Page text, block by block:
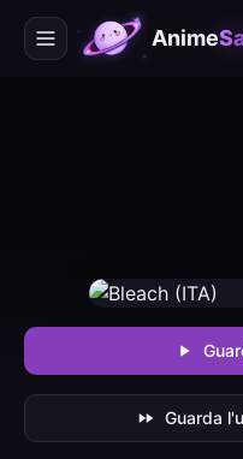
Anime
Guarda